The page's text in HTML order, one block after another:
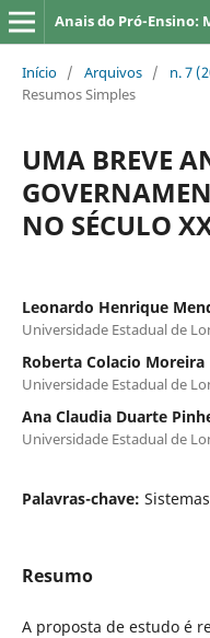
Início / Arquivos / n. 7
Resumos Simples
UMA BREVE
NO SÉCULO
Leonardo Henrique
Universidade Estadual de
Roberta Colacio Moreira
Universidade Estadual de
Ana Claudia Duarte
Universidade Estadual de
Palavras-chave:
Resumo
A proposta de estudo é